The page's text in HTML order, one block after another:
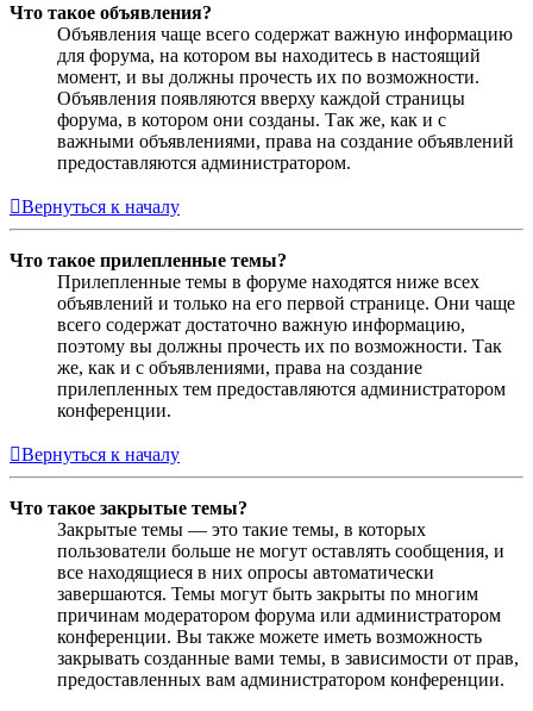
Что такое объявления?
Объявления чаще всего содержат важную информацию
для форума, на котором вы находитесь в настоящий
момент, и вы должны прочесть их по возможности.
Объявления появляются вверху каждой страницы
форума, в котором они созданы. Так же, как и с
важными объявлениями, права на создание объявлений
предоставляются администратором.
Вернуться к началу
Что такое прилепленные темы?
Прилепленные темы в форуме находятся ниже всех
объявлений и только на его первой странице. Они чаще
всего содержат достаточно важную информацию,
поэтому вы должны прочесть их по возможности. Так
же, как и с объявлениями, права на создание
прилепленных тем предоставляются администратором
конференции.
Вернуться к началу
Что такое закрытые темы?
Закрытые темы — это такие темы, в которых
пользователи больше не могут оставлять сообщения, и
все находящиеся в них опросы автоматически
завершаются. Темы могут быть закрыты по многим
причинам модератором форума или администратором
конференции. Вы также можете иметь возможность
закрывать созданные вами темы, в зависимости от прав,
предоставленных вам администратором конференции.